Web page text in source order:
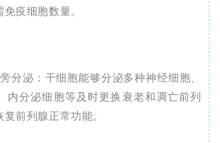
疫细胞数量。
泌：干细胞能够分泌多种神经细胞、
内分泌细胞等及时更换衰老和凋亡前列
前列腺正常功能。